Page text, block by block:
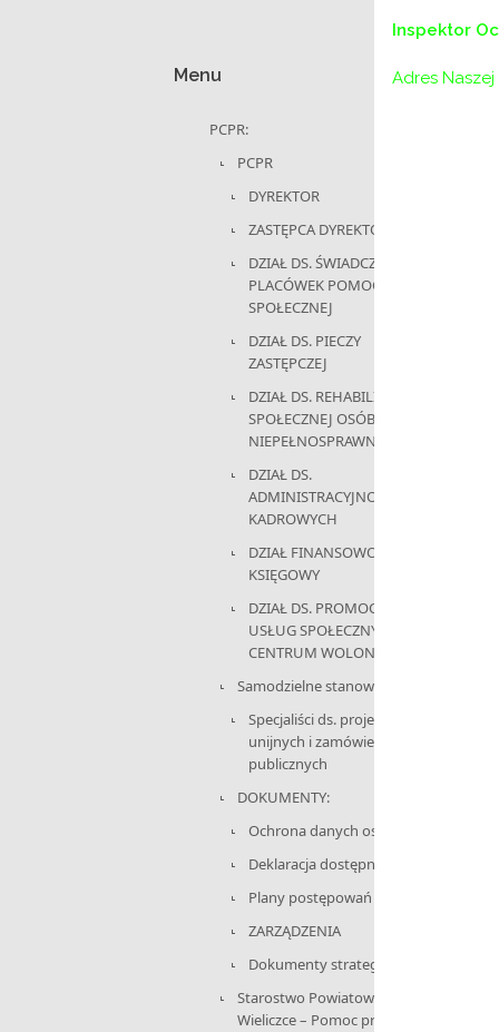
Inspektor
Adres
Menu
PCPR:
PCPR
DYREKTOR
ZASTĘPCA DYREKTORA
DZIAŁ DS. ŚWIADCZEŃ I
PLACÓWEK POMOCY
SPOŁECZNEJ
DZIAŁ DS. PIECZY
ZASTĘPCZEJ
DZIAŁ DS. REHABILITACJI
SPOŁECZNEJ OSÓB
NIEPEŁNOSPRAWNYCH
DZIAŁ DS.
ADMINISTRACYJNO-
KADROWYCH
DZIAŁ FINANSOWO-
KSIĘGOWY
DZIAŁ DS. PROMOCJI,
USŁUG SPOŁECZNYCH I
CENTRUM WOLONTARIATU
Samodzielne stanowisko:
Specjaliści ds. projektów
unijnych i zamówień
publicznych
DOKUMENTY:
Ochrona danych osobowych
Deklaracja dostępności
Plany postępowań
ZARZĄDZENIA
Dokumenty strategiczne
Starostwo Powiatowe w
Wieliczce – Pomoc prawnika